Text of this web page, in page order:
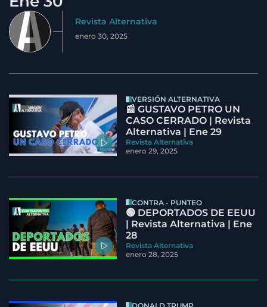
Revista Alternativa
enero 30, 2025
VERSIÓN ALTERNATIVA
📰 GUSTAVO PETRO UN
CASO CERRADO | Revista
Alternativa | Ene 29
Revista Alternativa
enero 29, 2025
CONTRA - PUNTEO
🟢 DEPORTADOS DE EEUU
| Revista Alternativa | Ene
28
Revista Alternativa
enero 28, 2025